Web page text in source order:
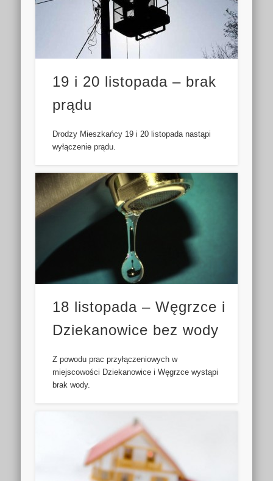
19 i 20 listopada – brak
prądu
Drodzy Mieszkańcy 19 i 20 listopada nastąpi
wyłączenie prądu.
18 listopada – Węgrzce i
Dziekanowice bez wody
Z powodu prac przyłączeniowych w
miejscowości Dziekanowice i Węgrzce wystąpi
brak wody.